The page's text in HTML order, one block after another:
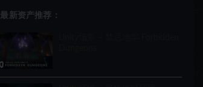
最新资产推荐：